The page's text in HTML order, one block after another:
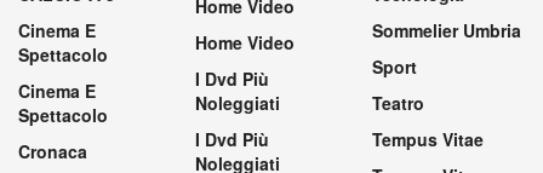
Cinema E
Spettacolo
Cinema E
Spettacolo
Cronaca
Home Video
Home Video
I Dvd Più
Noleggiati
I Dvd Più
Noleggiati
Sommelier Umbria
Sport
Teatro
Tempus Vitae